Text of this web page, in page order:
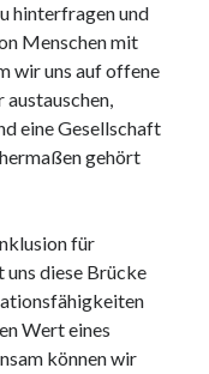
hinterfragen und
Menschen mit
wir uns auf offene
eine Gesellschaft
gehört
für
uns diese Brücke
Wert eines
können wir